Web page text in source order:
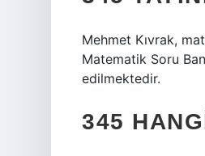
Mehmet Kıvrak,
Matematik Soru
edilmektedir.
345